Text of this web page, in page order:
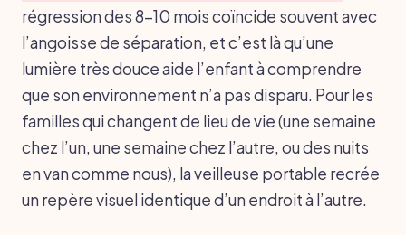
régression des 8-10 mois coïncide souvent avec
l’angoisse de séparation, et c’est là qu’une
lumière très douce aide l’enfant à comprendre
que son environnement n’a pas disparu. Pour les
familles qui changent de lieu de vie (une semaine
chez l’un, une semaine chez l’autre, ou des nuits
en van comme nous), la veilleuse portable recrée
un repère visuel identique d’un endroit à l’autre.